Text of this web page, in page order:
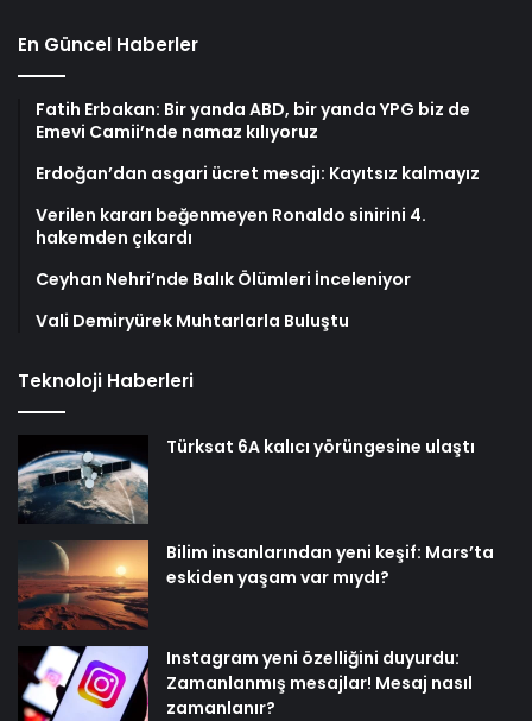
En Güncel Haberler
Fatih Erbakan: Bir yanda ABD, bir yanda YPG biz de
Emevi Camii’nde namaz kılıyoruz
Erdoğan’dan asgari ücret mesajı: Kayıtsız kalmayız
Verilen kararı beğenmeyen Ronaldo sinirini 4.
hakemden çıkardı
Ceyhan Nehri’nde Balık Ölümleri İnceleniyor
Vali Demiryürek Muhtarlarla Buluştu
Teknoloji Haberleri
Türksat 6A kalıcı yörüngesine ulaştı
Bilim insanlarından yeni keşif: Mars’ta
eskiden yaşam var mıydı?
Instagram yeni özelliğini duyurdu:
Zamanlanmış mesajlar! Mesaj nasıl
zamanlanır?